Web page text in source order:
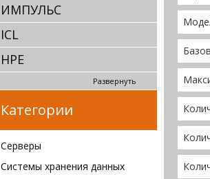
ИМПУЛЬС
ICL
HPE
Развернуть
Категории
Серверы
Системы хранения данных